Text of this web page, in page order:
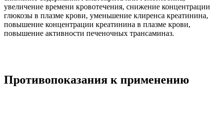
увеличение времени кровотечения, снижение концентрации
глюкозы в плазме крови, уменьшение клиренса креатинина,
повышение концентрации креатинина в плазме крови,
повышение активности печеночных трансаминаз.
Противопоказания к применению